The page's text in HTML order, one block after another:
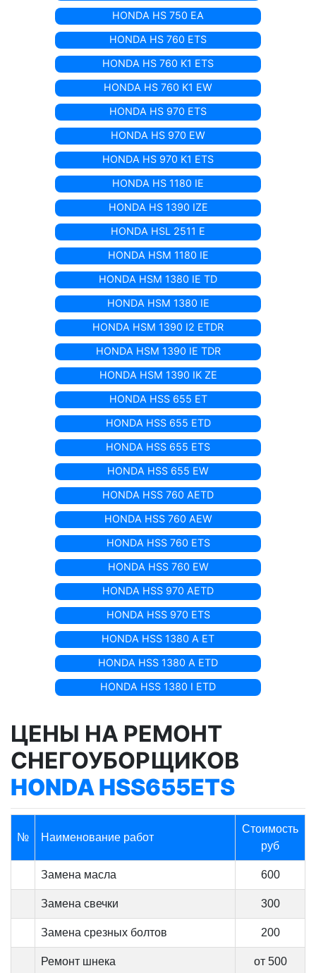
HONDA HS 750 EA
HONDA HS 760 ETS
HONDA HS 760 K1 ETS
HONDA HS 760 K1 EW
HONDA HS 970 ETS
HONDA HS 970 EW
HONDA HS 970 K1 ETS
HONDA HS 1180 IE
HONDA HS 1390 IZE
HONDA HSL 2511 E
HONDA HSM 1180 IE
HONDA HSM 1380 IE TD
HONDA HSM 1380 IE
HONDA HSM 1390 I2 ETDR
HONDA HSM 1390 IE TDR
HONDA HSM 1390 IK ZE
HONDA HSS 655 ET
HONDA HSS 655 ETD
HONDA HSS 655 ETS
HONDA HSS 655 EW
HONDA HSS 760 AETD
HONDA HSS 760 AEW
HONDA HSS 760 ETS
HONDA HSS 760 EW
HONDA HSS 970 AETD
HONDA HSS 970 ETS
HONDA HSS 1380 A ET
HONDA HSS 1380 A ETD
HONDA HSS 1380 I ETD
ЦЕНЫ НА РЕМОНТ
СНЕГОУБОРЩИКОВ
HONDA HSS655ETS
№ Наименование работ
Стоимость
руб
Замена масла 600
Замена свечки 300
Замена срезных болтов 200
Ремонт шнека от 500